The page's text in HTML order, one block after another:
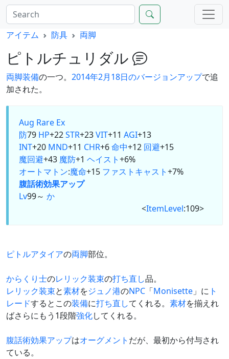
アイテム 防具 両脚
ピトルチュリダル
両脚装備の一つ。 2014年2月18日のバージョンアップで追
加された。
Aug Rare Ex
防79 HP+22STR+23VIT+11 AGI+13
INT+20 MND+11 CHR+6命中+12 回避+15
魔回避+43 魔防+1 ヘイスト+6%
オートマトン:魔命+15 ファストキャスト+7%
腹話術効果アップ
Lv99～ か
<ItemLevel:109>
ピトルアタイアの両脚部位。
からくり士のレリック装束の打ち直し品。
レリック装束と素材をジュノ港のNPC 「Monisette 」に ト
レードするとこの装備に打ち直してくれる。 素材を揃えれ
ばさらにもう1段階強化してくれる。
腹話術効果アップはオーグメント だが、最初から付与され
ている。